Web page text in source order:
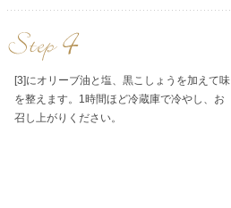
[3]にオリーブ油と塩、黒こしょうを加えて味
を整えます。1時間ほど冷蔵庫で冷やし、お
召し上がりください。